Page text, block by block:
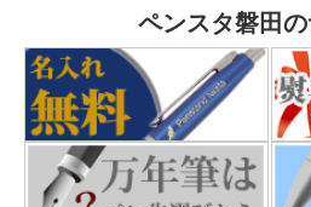
ペンスタ磐田